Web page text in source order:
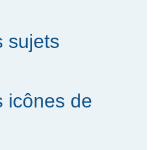
sujets
icônes de